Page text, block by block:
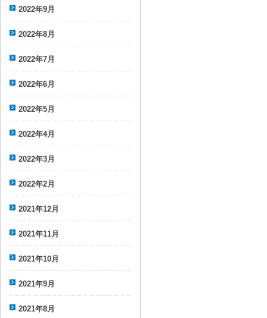
2022年9月
2022年8月
2022年7月
2022年6月
2022年5月
2022年4月
2022年3月
2022年2月
2021年12月
2021年11月
2021年10月
2021年9月
2021年8月